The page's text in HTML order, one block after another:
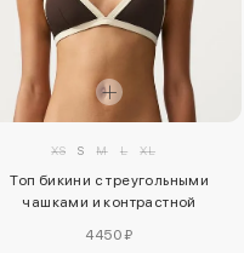
XS S M L XL
Топ бикини с треугольными
чашками и контрастной
4450 ₽